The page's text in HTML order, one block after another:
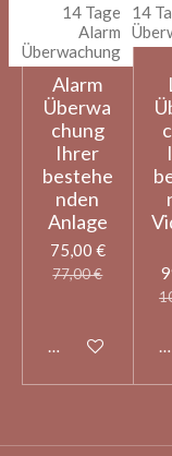
14 Tage
Alarm
Überwachung
Alarm
Überwa
chung
Ihrer
bestehe
nden
Anlage
75,00 €
77,00 €
In den Warenkorb
14